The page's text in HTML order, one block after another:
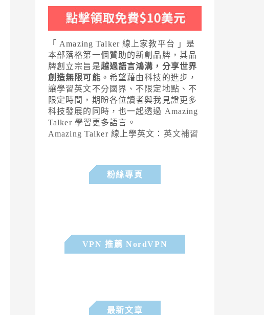
「 Amazing Talker 線上家教平台 」是
本部落格第一個贊助的新創品牌，其品
牌創立宗旨是越過語言鴻溝，分享世界
創造無限可能 。希望藉由科技的進步，
讓學習英文不分國界、不限定地點、不
限定時間，期盼各位讀者與我見證更多
科技發展的同時，也一起透過 Amazing
Talker 學習更多語言。
Amazing Talker 線上學英文： 英文補習
粉絲專頁
VPN 推薦 NordVPN
最新文章